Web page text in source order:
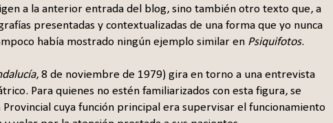
a la anterior entrada del blog, sino también otro texto que, a
presentadas y contextualizadas de una forma que yo nunca
había mostrado ningún ejemplo similar en Psiquifotos.
, 8 de noviembre de 1979) gira en torno a una entrevista
Para quienes no estén familiarizados con esta figura, se
cuya función principal era supervisar el funcionamiento